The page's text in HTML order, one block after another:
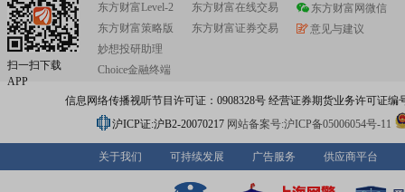
扫一扫下载
APP
东方财富Level-2
东方财富策略版
妙想投研助理
Choice金融终端
东方财富在线交易
东方财富证券交易
东方财富网微信
意见与建议
信息网络传播视听节目许可证：0908328号 经营证券期货业务许可证编
沪ICP证:沪B2-20070217 网站备案号:沪ICP备05006054号-11
关于我们 可持续发展 广告服务 供应商平台